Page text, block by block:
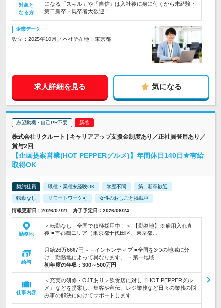
対象と
なる方
になる「スキル」や「自信」は入社後に身に付くから未経験・
第二新卒・既卒者大歓迎！
企業データ
設立：2025年10月／本社所在地：東京都
求人詳細を見る 気になる
志望動機・自己PR不要
株式会社リクルート | キャリアアップ支援金制度あり／正社員登用あり／
賞与2回
【企画提案営業(HOT PEPPERグルメ)】年間休日140日★有給
取得OK
契約社員 職種・業種未経験OK 学歴不問 第二新卒歓迎
転勤なし リモートワーク可 女性のおしごと掲載中
情報更新日：2026/07/21 終了予定日：2026/08/24
勤務地
＜転勤なし！全国で積極採用中！＞ 【勤務地】※雇用入れ直
後 ■首都圏エリア（東京都千代田区、東京都…
給与
月給26万6667円～＋インセンティブ ■全国を3つの地域に分
け、勤務地によって異なります。 ・第一地域：…
初年度の年収： 300～500万円
仕事内容
＜充実の研修・OJTあり＞飲食店に対し『HOT PEPPERグル
メ』などを提案し、集客や宣伝、レジ業務など日々の業務の悩
み事の解決に向けてサポートします